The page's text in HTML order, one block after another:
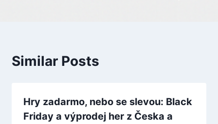
Similar Posts
Hry zadarmo, nebo se slevou: Black
Friday a výprodej her z Česka a